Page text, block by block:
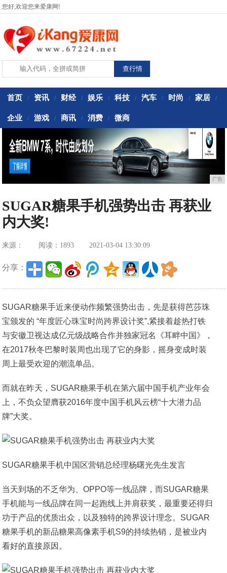
您好,欢迎您来爱康网!
首页 / 资讯 / 财经 / 娱乐 / 科技 / 汽车 / 时尚 / 家居 /
企业 / 游戏 / 商讯 / 消费 / 微商
广告
SUGAR糖果手机强势出击 再获业
内大奖!
来源： 阅读：1893 2021-03-04 13:30:09
分享：
SUGAR糖果手近来便动作频繁强势出击，先是获得芭莎珠
宝颁发的 “年度匠心珠宝时尚跨界设计奖”,紧接着趁热打铁
与安徽卫视达成亿元级战略合作并独家冠名《耳畔中国》，
在2017秋冬巴黎时装周也出现了它的身影，摇身变成时装
周上最受欢迎的潮流单品。
而就在昨天，SUGAR糖果手机在第六届中国手机产业年会
上，不负众望膺获2016年度中国手机风云榜“十大潜力品
牌”大奖。
SUGAR糖果手机中国区营销总经理杨曙光先生发言
当天到场的不乏华为、OPPO等一线品牌，而SUGAR糖果
手机能与一线品牌在同一起跑线上并肩获奖，最重要还得归
功于产品的优质出众，以及独特的跨界设计理念。SUGAR
糖果手机的新品糖果高像素手机S9的持续热销，是被业内
看好的直接原因。